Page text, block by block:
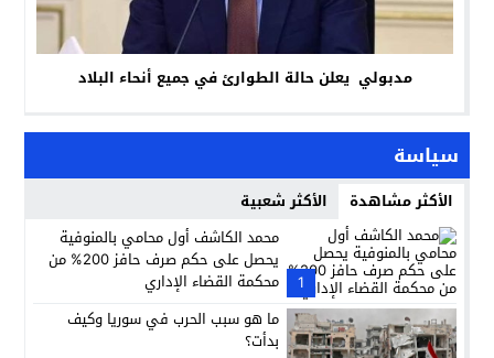
مدبولي يعلن حالة الطوارئ في جميع أنحاء البلاد
سياسة
الأكثر مشاهدة الأكثر شعبية
1
محمد الكاشف أول محامي بالمنوفية
يحصل على حكم صرف حافز 200% من
محكمة القضاء الإداري
ما هو سبب الحرب في سوريا وكيف
بدأت؟